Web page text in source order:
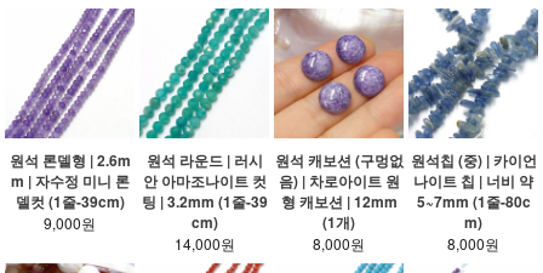
원석 론델형 | 2.6m
m | 자수정 미니 론
델컷 (1줄-39cm)
9,000원
원석 라운드 | 러시
안 아마조나이트 컷
팅 | 3.2mm (1줄-39
cm)
14,000원
원석 캐보션 (구멍없
음) | 차로아이트 원
형 캐보션 | 12mm
(1개)
8,000원
원석칩 (중) | 카이언
나이트 칩 | 너비 약
5~7mm (1줄-80c
m)
8,000원